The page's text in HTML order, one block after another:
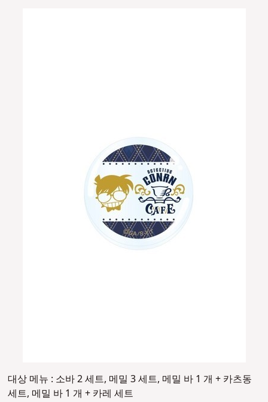
대상 메뉴 : 소바 2 세트, 메밀 3 세트, 메밀 바 1 개 + 카츠동
세트, 메밀 바 1 개 + 카레 세트